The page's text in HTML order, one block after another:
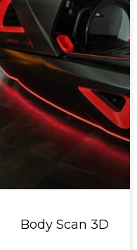
Body Scan 3D